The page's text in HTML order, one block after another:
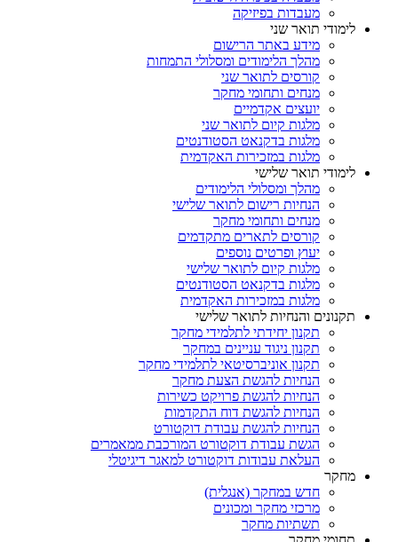
מעבדות בפיזיקה
לימודי תואר שני
מידע באתר הרישום
מהלך הלימודים ומסלולי התמחות
קורסים לתואר שני
מנחים ותחומי מחקר
יועצים אקדמיים
מלגות קיום לתואר שני
מלגות בדקנאט הסטודנטים
מלגות במזכירות האקדמית
לימודי תואר שלישי
מהלך ומסלולי הלימודים
הנחיות רישום לתואר שלישי
מנחים ותחומי מחקר
קורסים לתארים מתקדמים
יעוץ ופרטים נוספים
מלגות קיום לתואר שלישי
מלגות בדקנאט הסטודנטים
מלגות במזכירות האקדמית
תקנונים והנחיות לתואר שלישי
תקנון יחידתי לתלמידי מחקר
תקנון ניגוד עניינים במחקר
תקנון אוניברסיטאי לתלמידי מחקר
הנחיות להגשת הצעת מחקר
הנחיות להגשת פרויקט כשירות
הנחיות להגשת דוח התקדמות
הנחיות להגשת עבודת דוקטורט
הגשת עבודת דוקטורט המורכבת ממאמרים
העלאת עבודות דוקטורט למאגר דיגיטלי
מחקר
חדש במחקר (אנגלית)
מרכזי מחקר ומכונים
תשתיות מחקר